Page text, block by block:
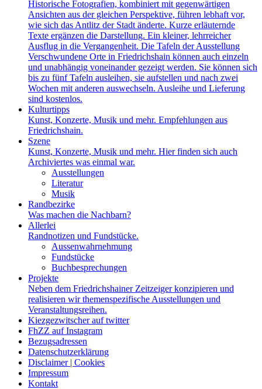
Historische Fotografien, kombiniert mit gegenwärtigen
Ansichten aus der gleichen Perspektive, führen lebhaft vor,
wie sich das Antlitz der Stadt änderte. Kurze erläuternde
Texte ergänzen die Darstellung. Ein kleiner, lehrreicher
Ausflug in die Vergangenheit. Die Tafeln der Ausstellung
Verschwundene Orte in Friedrichshain können auch einzeln
und unabhängig voneinander gezeigt werden. Sie können sich
bis zu fünf Tafeln ausleihen, sie aufstellen und nach zwei
Wochen mit anderen auswechseln. Ausleihe und Lieferung
sind kostenlos.
Kulturtipps
Kunst, Konzerte, Musik und mehr. Empfehlungen aus
Friedrichshain.
Szene
Kunst, Konzerte, Musik und mehr. Hier finden sich auch
Archiviertes was einmal war.
Ausstellungen
Literatur
Musik
Randbezirke
Was machen die Nachbarn?
Allerlei
Randnotizen und Fundstücke.
Aussenwahrnehmung
Fundstücke
Buchbesprechungen
Projekte
Neben dem Friedrichshainer Zeitzeiger konzipieren und
realisieren wir themenspezifische Ausstellungen und
Veranstaltungsreihen.
Kiezgezwitscher auf twitter
FhZZ auf Instagram
Bezugsadressen
Datenschutzerklärung
Disclaimer | Cookies
Impressum
Kontakt